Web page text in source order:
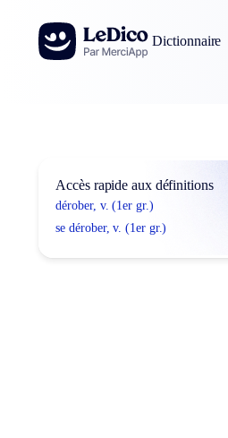
Aller au contenu
Dictionnaire
Accès rapide aux définitions
dérober, v. (1er gr.)
se dérober, v. (1er gr.)